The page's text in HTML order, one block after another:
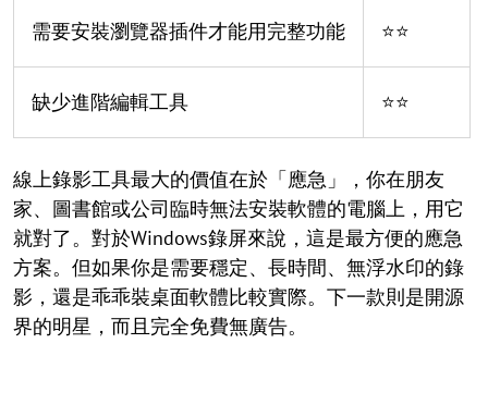
需要安裝瀏覽器插件才能用完整功能 ⭐⭐
缺少進階編輯工具 ⭐⭐
線上錄影工具最大的價值在於「應急」，你在朋友
家、圖書館或公司臨時無法安裝軟體的電腦上，用它
就對了。對於Windows錄屏來說，這是最方便的應急
方案。但如果你是需要穩定、長時間、無浮水印的錄
影，還是乖乖裝桌面軟體比較實際。下一款則是開源
界的明星，而且完全免費無廣告。